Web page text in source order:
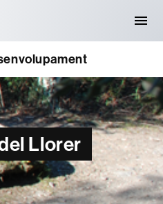
Llorer